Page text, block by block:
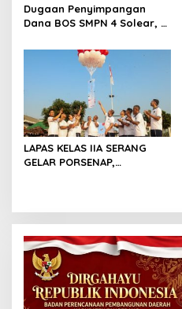
Dugaan Penyimpangan
Dana BOS SMPN 4 Solear, L
Janggal Hingga Ratusan
LAPAS KELAS IIA SERANG
GELAR PORSENAP,